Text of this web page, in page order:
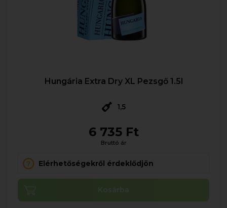
Hungária Extra Dry XL Pezsgő 1.5l
1,5
6 735 Ft
Bruttó ár
Elérhetőségekről érdeklődjön
Kosárba